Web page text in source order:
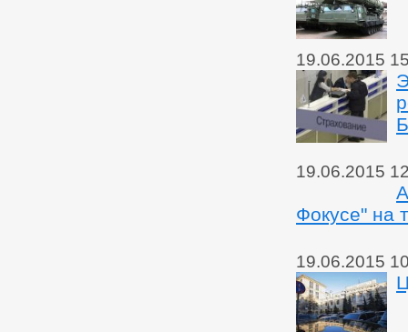
19.06.2015
19.06.2015
Фокусе" на
19.06.2015